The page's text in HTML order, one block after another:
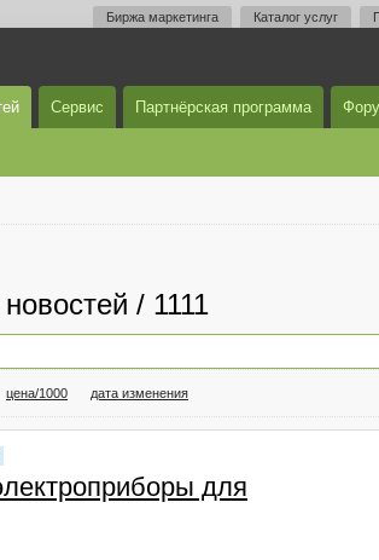
Биржа маркетинга Каталог услуг
Сервис Партнёрская программа
/ 1111
цена/1000 дата изменения
для